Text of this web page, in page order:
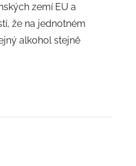
zemí EU a
že na jednotném
alkohol stejně